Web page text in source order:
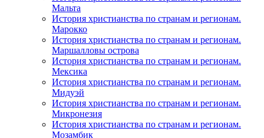
Мальта
История христианства по странам и регионам.
Марокко
История христианства по странам и регионам.
Маршалловы острова
История христианства по странам и регионам.
Мексика
История христианства по странам и регионам.
Мидуэй
История христианства по странам и регионам.
Микронезия
История христианства по странам и регионам.
Мозамбик